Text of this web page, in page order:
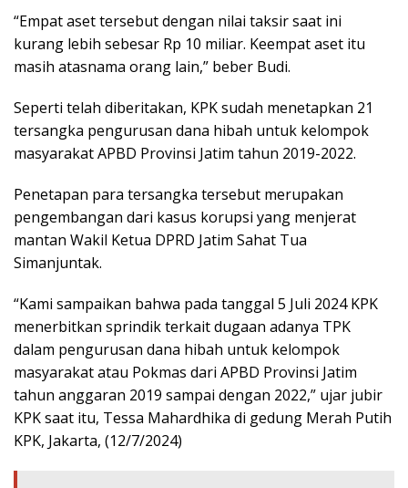
“Empat aset tersebut dengan nilai taksir saat ini
kurang lebih sebesar Rp 10 miliar. Keempat aset itu
masih atasnama orang lain,” beber Budi.
Seperti telah diberitakan, KPK sudah menetapkan 21
tersangka pengurusan dana hibah untuk kelompok
masyarakat APBD Provinsi Jatim tahun 2019-2022.
Penetapan para tersangka tersebut merupakan
pengembangan dari kasus korupsi yang menjerat
mantan Wakil Ketua DPRD Jatim Sahat Tua
Simanjuntak.
“Kami sampaikan bahwa pada tanggal 5 Juli 2024 KPK
menerbitkan sprindik terkait dugaan adanya TPK
dalam pengurusan dana hibah untuk kelompok
masyarakat atau Pokmas dari APBD Provinsi Jatim
tahun anggaran 2019 sampai dengan 2022,” ujar jubir
KPK saat itu, Tessa Mahardhika di gedung Merah Putih
KPK, Jakarta, (12/7/2024)